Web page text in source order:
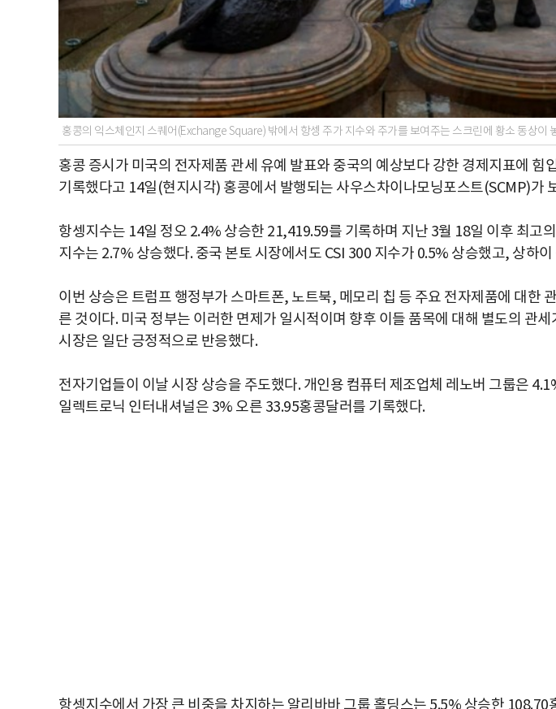
홍콩의 익스체인지 스퀘어(Exchange Square) 밖에서 항셍 주가 지수와 주가를 보여주는 스크린에 황소 동상이
홍콩 증시가 미국의 전자제품 관세 유예 발표와 중국의 예상보다 강한 경제지표에 힘
기록했다고 14일(현지시각) 홍콩에서 발행되는 사우스차이나모닝포스트(SCMP)가
항셍지수는 14일 정오 2.4% 상승한 21,419.59를 기록하며 지난 3월 18일 이후 최고
지수는 2.7% 상승했다. 중국 본토 시장에서도 CSI 300 지수가 0.5% 상승했고, 상하
이번 상승은 트럼프 행정부가 스마트폰, 노트북, 메모리 칩 등 주요 전자제품에 대한
른 것이다. 미국 정부는 이러한 면제가 일시적이며 향후 이들 품목에 대해 별도의 관
시장은 일단 긍정적으로 반응했다.
전자기업들이 이날 시장 상승을 주도했다. 개인용 컴퓨터 제조업체 레노버 그룹은
일렉트로닉 인터내셔널은 3% 오른 33.95홍콩달러를 기록했다.
항셍지수에서 가장 큰 비중을 차지하는 알리바바 그룹 홀딩스는 5.5% 상승한 108.70